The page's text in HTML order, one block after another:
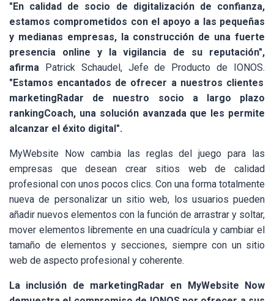
"En calidad de socio de digitalización de confianza,
estamos comprometidos con el apoyo a las pequeñas
y medianas empresas, la construcción de una fuerte
presencia online y la vigilancia de su reputación",
afirma Patrick Schaudel, Jefe de Producto de IONOS.
"Estamos encantados de ofrecer a nuestros clientes
marketingRadar de nuestro socio a largo plazo
rankingCoach, una solución avanzada que les permite
alcanzar el éxito digital".
MyWebsite Now cambia las reglas del juego para las
empresas que desean crear sitios web de calidad
profesional con unos pocos clics. Con una forma totalmente
nueva de personalizar un sitio web, los usuarios pueden
añadir nuevos elementos con la función de arrastrar y soltar,
mover elementos libremente en una cuadrícula y cambiar el
tamaño de elementos y secciones, siempre con un sitio
web de aspecto profesional y coherente.
La inclusión de marketingRadar en MyWebsite Now